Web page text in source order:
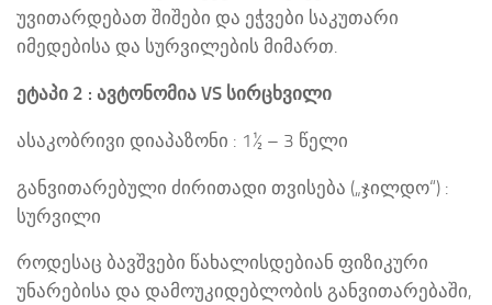
უვითარდებათ შიშები და ეჭვები საკუთარი
იმედებისა და სურვილების მიმართ.
ეტაპი 2 : ავტონომია VS სირცხვილი
ასაკობრივი დიაპაზონი : 1½ – 3 წელი
განვითარებული ძირითადი თვისება („ჯილდო“) :
სურვილი
როდესაც ბავშვები წახალისდებიან ფიზიკური
უნარებისა და დამოუკიდებლობის განვითარებაში,